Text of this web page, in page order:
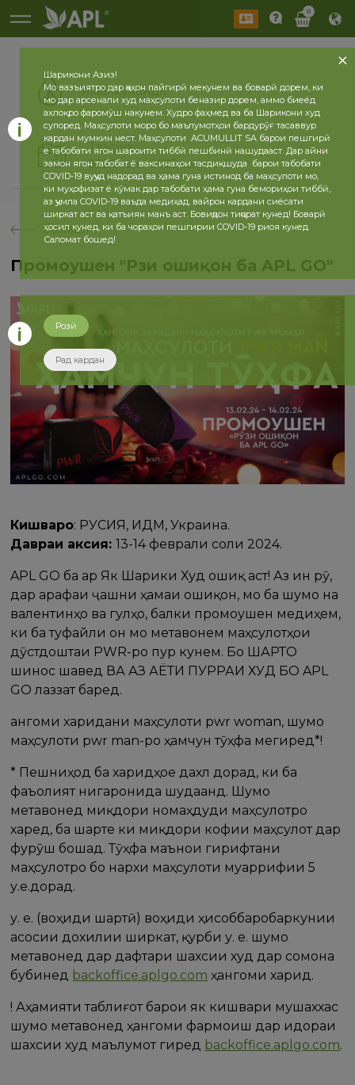
0
Амалкунанда
Таърих
2026 сол 2025 сол
бозгашт
Промоушен "Рӯзи ошиқон ба APL GO"
Кишварҳо: РУСИЯ, ИДМ, Украина.
Давраи аксия:13-14 феврали соли 2024.
APL GO ба Ҳар Як Шарики Худ ошиқ аст! Аз ин рӯ,
дар арафаи ҷашни ҳамаи ошиқон, мо ба шумо на
валентинҳо ва гулҳо, балки промоушен медиҳем,
ки ба туфайли он мо метавонем маҳсулотҳои
дӯстдоштаи PWR-ро пур кунем. Бо ШАРТҲО
шинос шавед ВА АЗ ҲАЁТИ ПУРРАИ ХУД БО APL
GO лаззат баред.
Ҳангоми харидани маҳсулоти pwr woman, шумо
маҳсулоти pwr man-ро ҳамчун тӯҳфа мегиред*!
* Пешниҳод ба харидҳое дахл дорад, ки ба
фаъолият нигаронида шудаанд. Шумо
метавонед миқдори номаҳдуди маҳсулотро
харед, ба шарте ки миқдори кофии маҳсулот дар
фурӯш бошад. Тӯҳфа маънои гирифтани
маҳсулотро бо нархи маҳсулоти муаррифии 5
у.е.дорад.
у. е. (воҳиди шартӣ) воҳиди ҳисоббаробаркунии
асосии дохилии ширкат, қурби у. е. шумо
метавонед дар дафтари шахсии худ дар сомона
бубинед backoffice.aplgo.com ҳангоми харид.
! Аҳамияти таблиғот барои як кишвари мушаххас
шумо метавонед ҳангоми фармоиш дар идораи
шахсии худ маълумот гиред backoffice.aplgo.com.
Шарикони Азиз!
Мо вазъиятро дар ҷаҳон пайгирӣ мекунем ва боварӣ дорем, ки
мо дар арсенали худ маҳсулоти беназир дорем, аммо биеёд
ахлоқро фаромӯш накунем. Худро фаҳмед ва ба Шарикони худ
супоред. Маҳсулоти моро бо маълумотҳои бардурӯғ тасаввур
кардан мумкин нест. Маҳсулоти ACUMULLIT SA барои пешгирӣ
ё табобати ягон шароити тиббӣ пешбинӣ нашудааст. Дар айни
замон ягон табобат ё ваксинаҳои тасдиқшуда барои табобати
COVID-19 вуҷуд надорад ва ҳама гуна истинод ба маҳсулоти мо,
ки муҳофизат ё кӯмак дар табобати ҳама гуна бемориҳои тиббӣ,
аз ҷумла COVID-19 ваъда медиҳад, вайрон кардани сиёсати
ширкат аст ва қатъиян манъ аст. Бовиҷдон тиҷорат кунед! Боварӣ
ҳосил кунед, ки ба чораҳои пешгирии COVID-19 риоя кунед.
Саломат бошед!
Розӣ
Рад кардан